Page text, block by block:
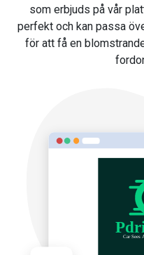
som erbjuds på vår
perfekt och kan passa
för att få en